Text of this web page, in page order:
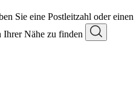
Sie eine Postleitzahl oder einen
Ihrer Nähe zu finden